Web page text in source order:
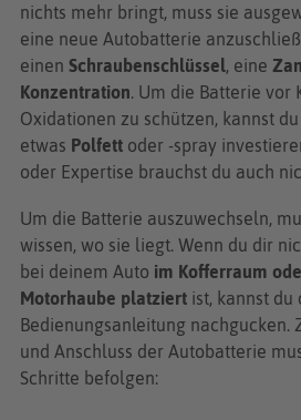
nichts mehr bringt, muss sie
eine neue Autobatterie
einen Schraubenschlüssel, eine
Konzentration. Um die Batterie vor
Oxidationen zu schützen, kannst
etwas Polfett oder -spray
oder Expertise brauchst du auch
Um die Batterie auszuwechseln,
wissen, wo sie liegt. Wenn du dir
bei deinem Auto im Kofferraum
Motorhaube platziert ist, kannst du
Bedienungsanleitung nachgucken.
und Anschluss der Autobatterie
Schritte befolgen: